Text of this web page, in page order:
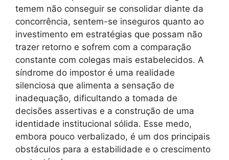
temem não conseguir se consolidar diante da
concorrência, sentem-se inseguros quanto ao
investimento em estratégias que possam não
trazer retorno e sofrem com a comparação
constante com colegas mais estabelecidos. A
síndrome do impostor é uma realidade
silenciosa que alimenta a sensação de
inadequação, dificultando a tomada de
decisões assertivas e a construção de uma
identidade institucional sólida. Esse medo,
embora pouco verbalizado, é um dos principais
obstáculos para a estabilidade e o crescimento